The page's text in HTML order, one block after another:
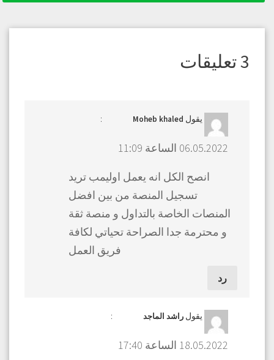
تصفّح
المقالات
3 تعليقات
يقول Moheb khaled
:
06.05.2022 الساعة 11:09
انصح الكل انه يعمل اوليمب تريد
تسجيل المنصة من بين افضل
المنصات الخاصة بالتداول و منصة ثقة
و محترمة جدا الصراحة تحياتي لكافة
فريق العمل
رد
يقول راشد الماجد :
18.05.2022 الساعة 17:40